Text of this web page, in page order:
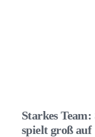
Starkes
spielt groß auf